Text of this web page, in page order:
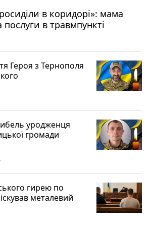
в коридорі»: мама
в травмпункті
Героя з Тернополя
уродженця
громади
гирею по
металевий